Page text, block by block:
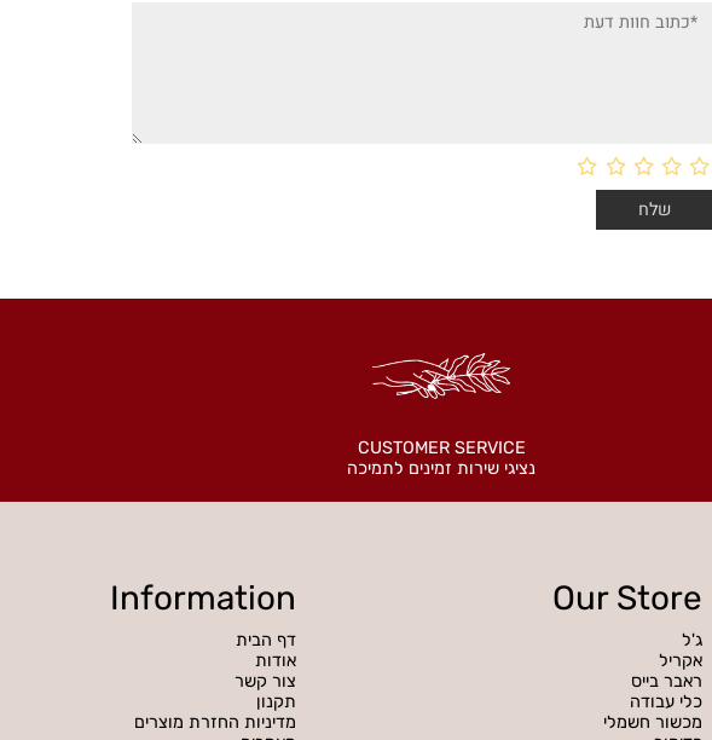
CUSTOMER SERVICE
נציגי שירות זמינים לתמיכה
Our
Information
דף הבית
צור קשר